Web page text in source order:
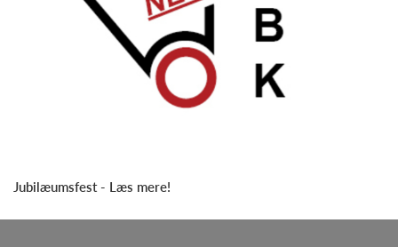
Jubilæumsfest - Læs mere!